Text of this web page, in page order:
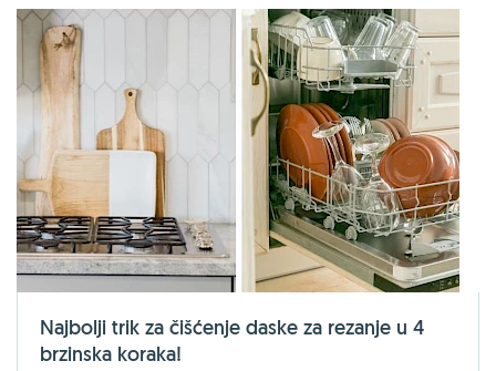
Najbolji trik za čišćenje daske za rezanje u 4
brzinska koraka!